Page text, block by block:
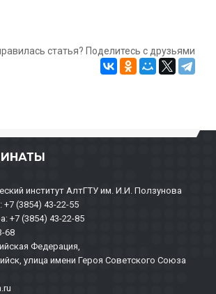
статья? Поделитесь с друзьями
институт АлтГТУ им. И.И. Ползунова
(3854) 43-22-55
+7 (3854) 43-22-85
68
Федерация,
улица имени Героя Советского Союза